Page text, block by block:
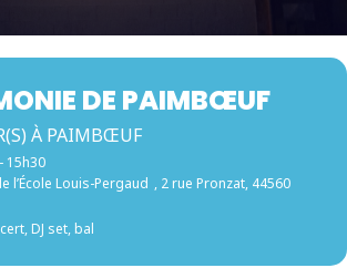
DE PAIMBŒUF
À PAIMBŒUF
15h30
l’École Louis-Pergaud , 2 rue Pronzat, 44560
DJ set, bal